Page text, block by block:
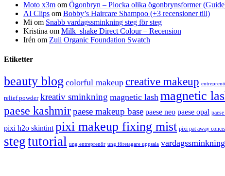
Moto x3m om Ögonbryn – Plocka olika ögonbrynsformer
AI Clips om Bobby’s Haircare Shampoo (+3 recensioner till)
Mi om Snabb vardagssminkning steg för steg
Kristina om Milk_shake Direct Colour – Recension
Irén om Zuii Organic Foundation Swatch
Etiketter
beauty blog colorful makeup creative makeup
relief powder kreativ sminkning magnetic lash magnetic
paese kashmirpaese makeup base paese neo paese opal
pixi h2o skintint pixi makeup fixing mist pixi pat away
stegtutorial ung entreprenör ung företagare uppsala vardagssminkning